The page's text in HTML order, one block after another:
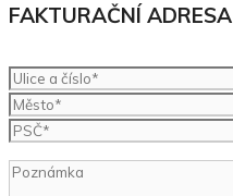
FAKTURAČNÍ ADRESA